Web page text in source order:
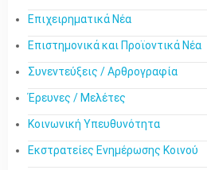
Επιχειρηματικά Νέα
Επιστημονικά και Προϊοντικά Νέα
Συνεντεύξεις / Αρθρογραφία
Έρευνες / Μελέτες
Κοινωνική Υπευθυνότητα
Εκστρατείες Ενημέρωσης Κοινού